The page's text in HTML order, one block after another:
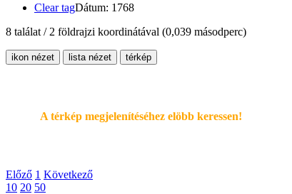
Clear tagDátum: 1768
8 találat / 2 földrajzi koordinátával (0,039 másodperc)
ikon nézet lista nézet térkép
A térkép megjelenítéséhez elöbb keressen!
Előző 1 Következő
10 20 50